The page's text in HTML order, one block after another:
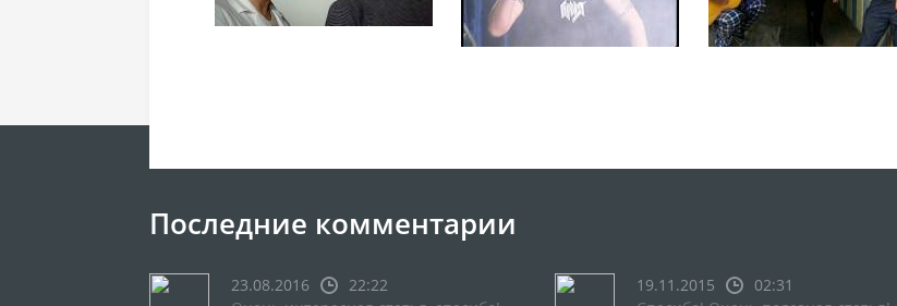
Последние комментарии
23.08.2016
22:22
19.11.2015
02:31